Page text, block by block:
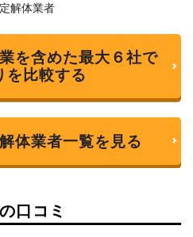
を含めた最大６社で
を比較する
体業者一覧を見る
口コミ